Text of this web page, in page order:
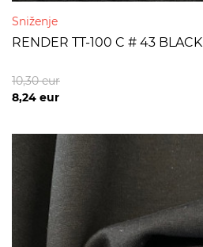
Sniženje
RENDER TT-100 C # 43 BLACK
8,24 eur
10,30eur